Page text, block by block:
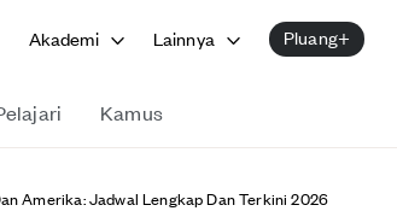
Akademi Lainnya Pluang+
Kamus
Amerika: Jadwal Lengkap Dan Terkini 2026